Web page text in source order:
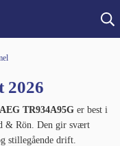
2026
AEG TR934A95G er best i
& Rön. Den gir svært
stillegående drift.